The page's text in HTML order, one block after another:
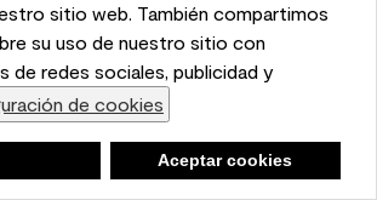
and traffic on our website.
about your use of our site
advertising, and analytics
Settings
Accept Cookies
sitio web. También compartimos
su uso de nuestro sitio con
de redes sociales, publicidad y
de cookies
Aceptar cookies
catalog/abs/aura-bath-and-spa-
Support